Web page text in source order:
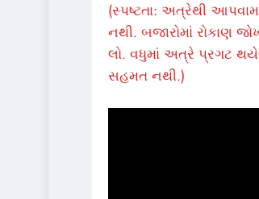
(સ્પષ્ટતા: અત્રેથી
નથી. બજારોમાં રોકાણ
લો. વધુમાં અત્રે પ્રગટ
સહમત નથી.)